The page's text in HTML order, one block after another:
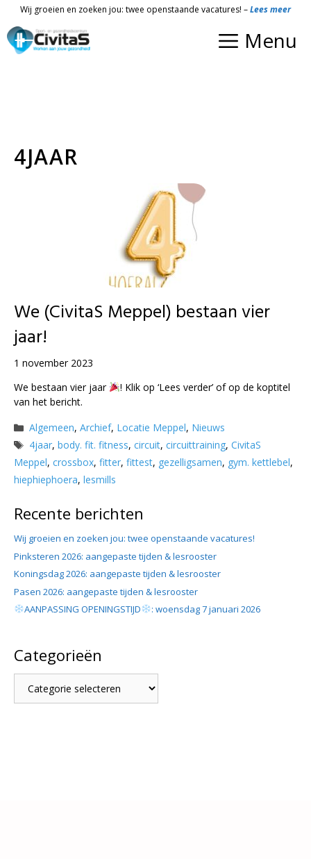
de
inhoud
Wij groeien en zoeken jou: twee openstaande vacatures! –Lees meer
Menu
4JAAR
We (CivitaS Meppel) bestaan vier
jaar!
1 november 2023
We bestaan vier jaar
! Klik op ‘Lees verder’ of op de koptitel
van het bericht.
Categorieën
Algemeen,Archief, Locatie Meppel, Nieuws
Tags
4jaar,body. fit. fitness,circuit,circuittraining,CivitaS
Meppel, crossbox, fitter, fittest, gezelligsamen, gym. kettlebel,
hiephiephoera, lesmills
Recente berichten
Wij groeien en zoeken jou: twee openstaande vacatures!
Pinksteren 2026: aangepaste tijden & lesrooster
Koningsdag 2026: aangepaste tijden & lesrooster
Pasen 2026: aangepaste tijden & lesrooster
AANPASSING OPENINGSTIJD
: woensdag 7 januari 2026
Categorieën